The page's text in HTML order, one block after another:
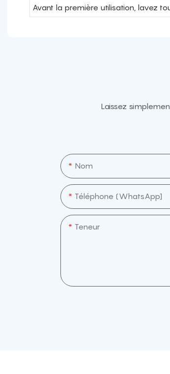
Avant la première utilisation, lavez
Laissez
Nom
Téléphone (WhatsApp]
Teneur